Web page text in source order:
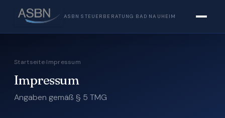
ASBN STEUERBERATUNG BAD NAUHEIM
Startseite›Impressum
Impressum
Angaben gemäß § 5 TMG